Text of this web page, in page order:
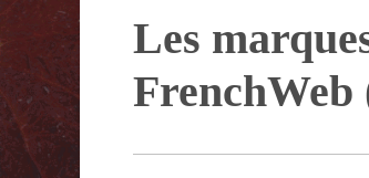
Les
FrenchWeb